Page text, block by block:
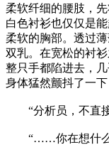
柔软纤细的腰肢，
白色衬衫也仅仅是
柔软的胸部。透过
双乳。在宽松的衬
整只手都陷进去，
身体猛然颤抖了一
“分析员，不直
“……你在想什么